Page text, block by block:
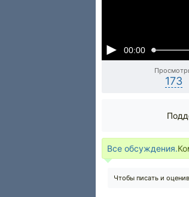
00:00
173
Все обсуждения.
Чтобы писать и